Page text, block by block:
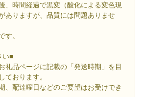
、時間経過で黒変（酸化による変色現
ありますが、品質には問題ありませ
す。
い■
礼品ページに記載の「発送時期」を目
ております。
、配達曜日などのご要望はお受けでき